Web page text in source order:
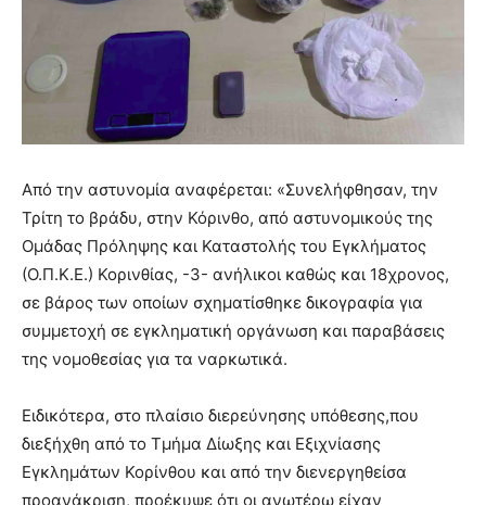
Από την αστυνομία αναφέρεται: «Συνελήφθησαν, την
Τρίτη το βράδυ, στην Κόρινθο, από αστυνομικούς της
Ομάδας Πρόληψης και Καταστολής του Εγκλήματος
(Ο.Π.Κ.Ε.) Κορινθίας, -3- ανήλικοι καθώς και 18χρονος,
σε βάρος των οποίων σχηματίσθηκε δικογραφία για
συμμετοχή σε εγκληματική οργάνωση και παραβάσεις
της νομοθεσίας για τα ναρκωτικά.
Ειδικότερα, στο πλαίσιο διερεύνησης υπόθεσης,που
διεξήχθη από το Τμήμα Δίωξης και Εξιχνίασης
Εγκλημάτων Κορίνθου και από την διενεργηθείσα
προανάκριση, προέκυψε ότι οι ανωτέρω είχαν